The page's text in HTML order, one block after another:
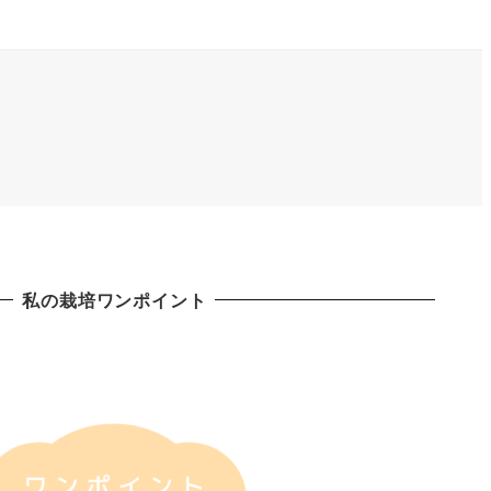
私の栽培ワンポイント